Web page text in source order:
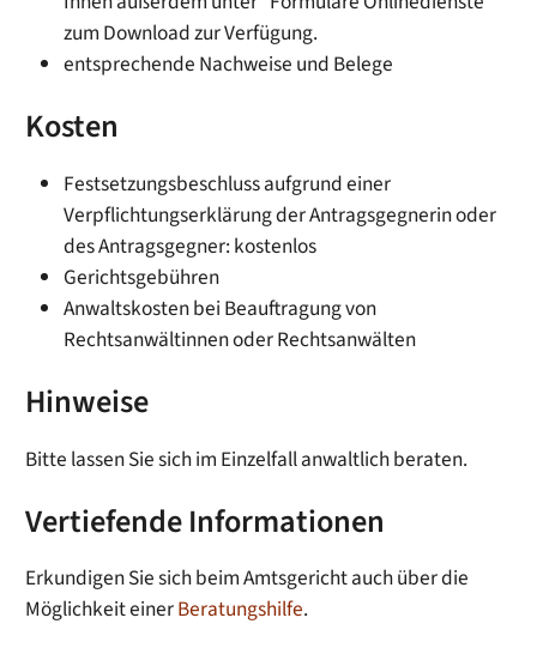
zum Download zur Verfügung.
entsprechende Nachweise und Belege
Kosten
Festsetzungsbeschluss aufgrund einer
Verpflichtungserklärung der Antragsgegnerin oder
des Antragsgegner: kostenlos
Gerichtsgebühren
Anwaltskosten bei Beauftragung von
Rechtsanwältinnen oder Rechtsanwälten
Hinweise
Bitte lassen Sie sich im Einzelfall anwaltlich beraten.
Vertiefende Informationen
Erkundigen Sie sich beim Amtsgericht auch über die
Möglichkeit einerBeratungshilfe.